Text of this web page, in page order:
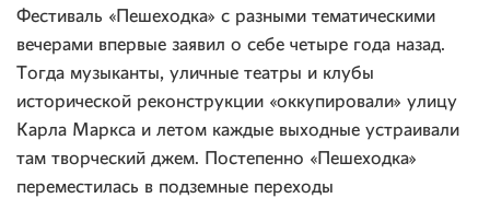
Фестиваль «Пешеходка» с разными тематическими
вечерами впервые заявил о себе четыре года назад.
Тогда музыканты, уличные театры и клубы
исторической реконструкции «оккупировали» улицу
Карла Маркса и летом каждые выходные устраивали
там творческий джем. Постепенно «Пешеходка»
переместилась в подземные переходы